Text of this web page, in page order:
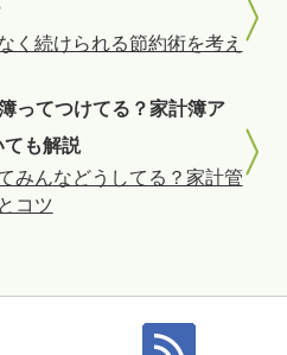
く続けられる節約術を考え
ってつけてる？家計簿ア
ても解説
みんなどうしてる？家計管
コツ